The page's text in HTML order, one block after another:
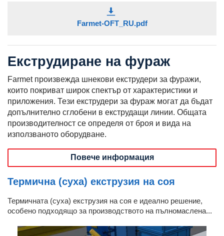
Farmet-OFT_RU.pdf
Екструдиране на фураж
Farmet произвежда шнекови екструдери за фуражи,
които покриват широк спектър от характеристики и
приложения. Тези екструдери за фураж могат да бъдат
допълнително сглобени в екструдащи линии. Общата
производителност се определя от броя и вида на
използваното оборудване.
Повече информация
Термична (суха) екструзия на соя
Термичната (суха) екструзия на соя е идеално решение,
особено подходящо за производството на пълномаслена...